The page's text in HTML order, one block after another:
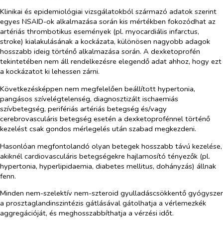
Klinikai és epidemiológiai vizsgálatokból származó adatok szerint
egyes NSAID-ok alkalmazása során kis mértékben fokozódhat az
artériás thrombotikus események (pl. myocardiális infarctus,
stroke) kialakulásának a kockázata, különösen nagyobb adagok
hosszabb ideig történő alkalmazása során. A dexketoprofén
tekintetében nem áll rendelkezésre elegendő adat ahhoz, hogy ezt
a kockázatot ki lehessen zárni.
Következésképpen nem megfelelően beállított hypertonia,
pangásos szívelégtelenség, diagnosztizált ischaemiás
szívbetegség, perifériás artériás betegség és/vagy
cerebrovasculáris betegség esetén a dexketoprofénnel történő
kezelést csak gondos mérlegelés után szabad megkezdeni.
Hasonlóan megfontolandó olyan betegek hosszabb távú kezelése,
akiknél cardiovasculáris betegségekre hajlamosító tényezők (pl.
hypertonia, hyperlipidaemia, diabetes mellitus, dohányzás) állnak
fenn.
Minden nem-szelektív nem-szteroid gyulladáscsökkentő gyógyszer
a prosztaglandinszintézis gátlásával gátolhatja a vérlemezkék
aggregációját, és meghosszabbíthatja a vérzési időt.